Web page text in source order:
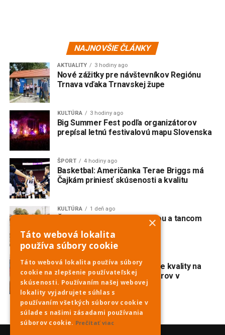
NAJNOVŠIE ČLÁNKY
AKTUALITY 3 hodiny ago
Nové zážitky pre návštevníkov Regiónu
Trnava vďaka Trnavskej župe
KULTÚRA 3 hodiny ago
Big Summer Fest podľa organizátorov
prepísal letnú festivalovú mapu Slovenska
ŠPORT 4 hodiny ago
Basketbal: Američanka Terae Briggs má
Čajkám priniesť skúsenosti a kvalitu
KULTÚRA 1 deň ago
Červeník žije spevom, hudbou a tancom
Karolina Valko potvrdila svoje kvality na
majstrovstvách Európy juniorov v
diaľkovom plávaní
×
Táto webová lokalita
používa súbory cookie
Táto webová lokalita používa súbory
cookie na zlepšenie používateľskej
skúsenosti. Používaním našej webovej
lokality vyjadrujete súhlas s
používaním všetkých súborov cookie v
súlade s našimi zásadami používania
súborov cookie. Prečítať viac